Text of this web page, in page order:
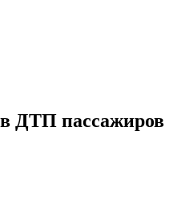
ДТП пассажиров